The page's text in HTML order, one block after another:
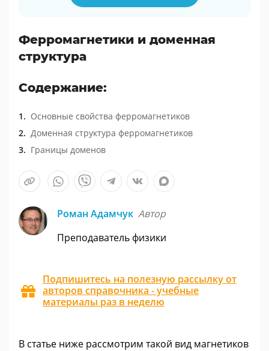
Ферромагнетики и доменная
структура
Содержание:
Основные свойства ферромагнетиков
Доменная структура ферромагнетиков
Границы доменов
Роман Адамчук Автор
Преподаватель физики
Подпишитесь на полезную рассылку от
авторов справочника - учебные
материалы раз в неделю
В статье ниже рассмотрим такой вид магнетиков